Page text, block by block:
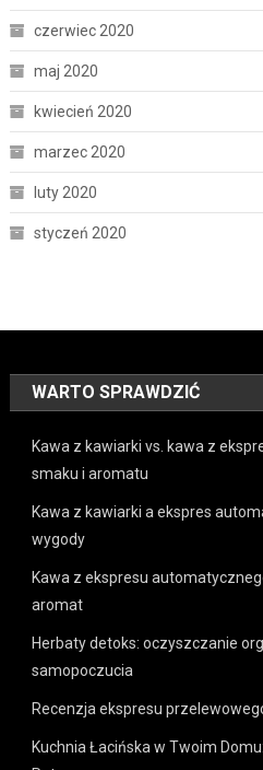
czerwiec 2020
maj 2020
kwiecień 2020
marzec 2020
luty 2020
styczeń 2020
WARTO SPRAWDZIĆ
Kawa z kawiarki vs. kawa z
smaku i aromatu
Kawa z kawiarki a ekspres
wygody
Kawa z ekspresu
aromat
Herbaty detoks: oczyszczanie
samopoczucia
Recenzja ekspresu
Kuchnia Łacińska w Twoim